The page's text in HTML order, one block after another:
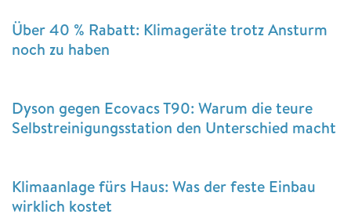
Über 40 % Rabatt: Klimageräte trotz Ansturm
noch zu haben
Dyson gegen Ecovacs T90: Warum die teure
Selbstreinigungsstation den Unterschied macht
Klimaanlage fürs Haus: Was der feste Einbau
wirklich kostet